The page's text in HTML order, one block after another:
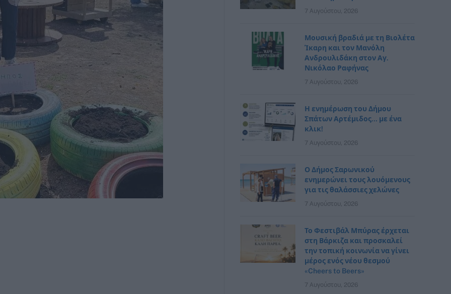
7 Αυγούστου, 2026
Μουσική βραδιά με τη Βιολέτα
Ίκαρη και τον Μανόλη
Ανδρουλιδάκη στον Αγ.
Νικόλαο Ραφήνας
7 Αυγούστου, 2026
Η ενημέρωση του Δήμου
Σπάτων Αρτέμιδος… με ένα
κλικ!
7 Αυγούστου, 2026
Ο Δήμος Σαρωνικού
ενημερώνει τους λουόμενους
για τις θαλάσσιες χελώνες
7 Αυγούστου, 2026
Το Φεστιβάλ Μπύρας έρχεται
στη Βάρκιζα και προσκαλεί
την τοπική κοινωνία να γίνει
μέρος ενός νέου θεσμού
«Cheers to Beers»
7 Αυγούστου, 2026